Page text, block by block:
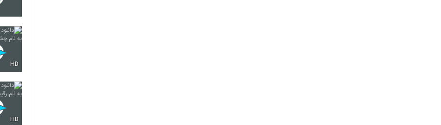
HD
HD